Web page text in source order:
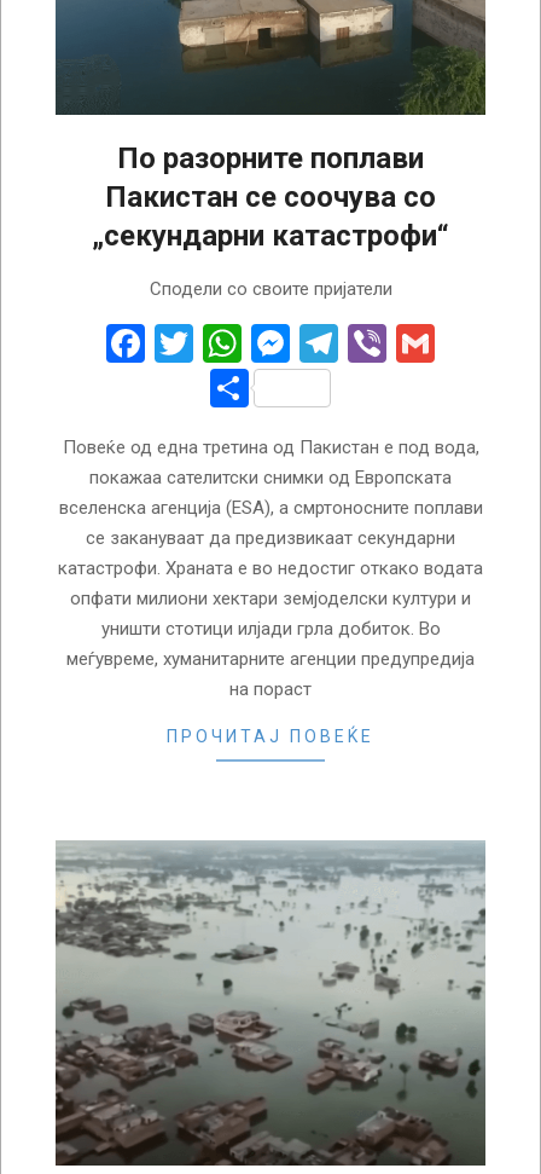
По разорните поплави
Пакистан се соочува со
„секундарни катастрофи“
Сподели со своите пријатели
Facebook
Twitter
WhatsApp
Messenger
Telegram
Viber
Share
Повеќе од една третина од Пакистан е под вода,
покажаа сателитски снимки од Европската
вселенска агенција (ESA), а смртоносните поплави
се закануваат да предизвикаат секундарни
катастрофи. Храната е во недостиг откако водата
опфати милиони хектари земјоделски култури и
уништи стотици илјади грла добиток. Во
меѓувреме, хуманитарните агенции предупредија
на пораст
ПРОЧИТАЈ ПОВЕЌЕ